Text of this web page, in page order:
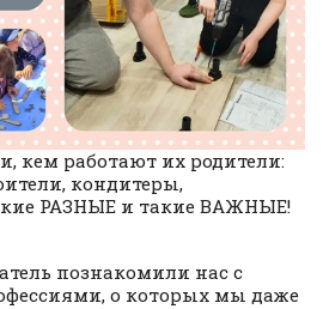
кем работают их родители:
кондитеры,
РАЗНЫЕ и такие ВАЖНЫЕ!
познакомили нас с
о которых мы даже